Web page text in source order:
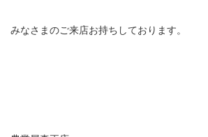
みなさまのご来店お持ちしております。